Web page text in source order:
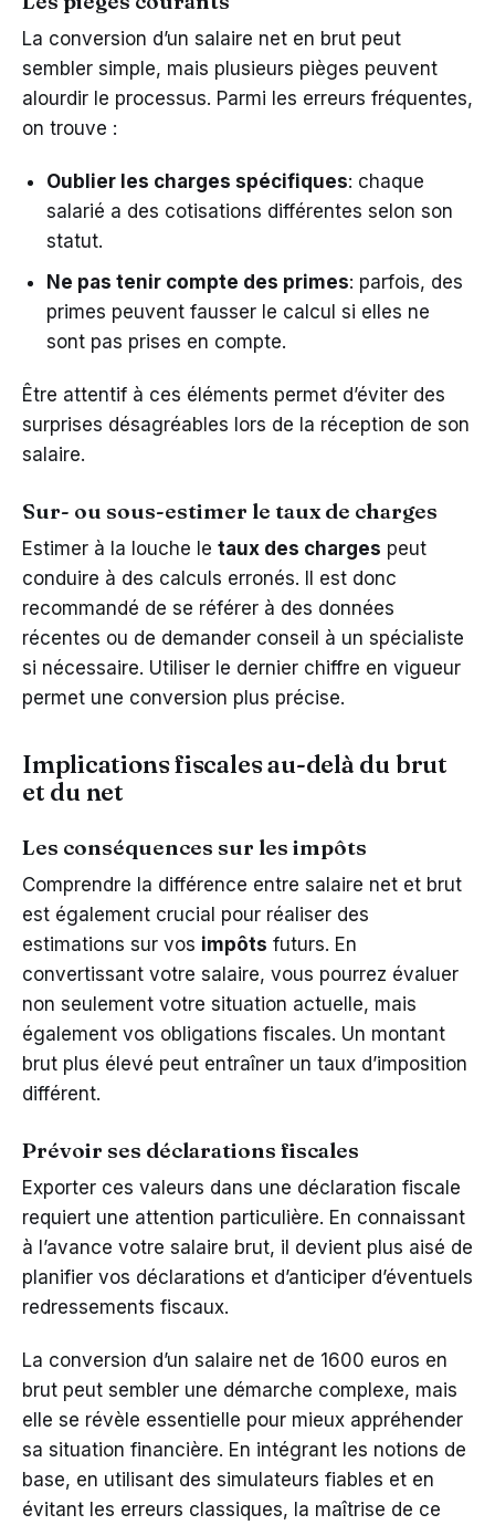
La conversion d’un salaire net en brut peut
sembler simple, mais plusieurs pièges peuvent
alourdir le processus. Parmi les erreurs fréquentes,
on trouve :
Oublier les charges spécifiques: chaque
salarié a des cotisations différentes selon son
statut.
Ne pas tenir compte des primes: parfois, des
primes peuvent fausser le calcul si elles ne
sont pas prises en compte.
Être attentif à ces éléments permet d’éviter des
surprises désagréables lors de la réception de son
salaire.
Sur- ou sous-estimer le taux de charges
Estimer à la louche le taux des charges peut
conduire à des calculs erronés. Il est donc
recommandé de se référer à des données
récentes ou de demander conseil à un spécialiste
si nécessaire. Utiliser le dernier chiffre en vigueur
permet une conversion plus précise.
Implications fiscales au-delà du brut
et du net
Les conséquences sur les impôts
Comprendre la différence entre salaire net et brut
est également crucial pour réaliser des
estimations sur vos impôts futurs. En
convertissant votre salaire, vous pourrez évaluer
non seulement votre situation actuelle, mais
également vos obligations fiscales. Un montant
brut plus élevé peut entraîner un taux d’imposition
différent.
Prévoir ses déclarations fiscales
Exporter ces valeurs dans une déclaration fiscale
requiert une attention particulière. En connaissant
à l’avance votre salaire brut, il devient plus aisé de
planifier vos déclarations et d’anticiper d’éventuels
redressements fiscaux.
La conversion d’un salaire net de 1600 euros en
brut peut sembler une démarche complexe, mais
elle se révèle essentielle pour mieux appréhender
sa situation financière. En intégrant les notions de
base, en utilisant des simulateurs fiables et en
évitant les erreurs classiques, la maîtrise de ce